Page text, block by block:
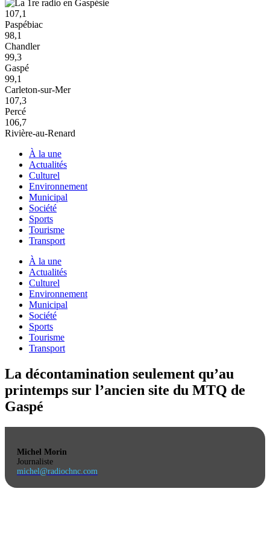
107,1
Paspébiac
98,1
Chandler
99,3
Gaspé
99,1
Carleton-sur-Mer
107,3
Percé
106,7
Rivière-au-Renard
À la une
Actualités
Culturel
Environnement
Municipal
Société
Sports
Tourisme
Transport
À la une
Actualités
Culturel
Environnement
Municipal
Société
Sports
Tourisme
Transport
La décontamination seulement qu’au
printemps sur l’ancien site du MTQ de
Gaspé
Michel Morin
Journaliste
michel@radiochnc.com